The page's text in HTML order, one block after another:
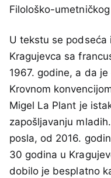
Filološko-
U tekstu se
Kragujevca sa
1967. godine, a da
Krovnom
Migel La Plant je
zapošljavanju
posla, od 2016.
30 godina u
dobilo je besplatno